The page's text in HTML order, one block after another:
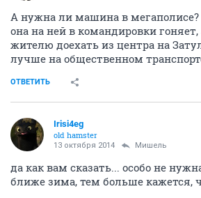
А нужна ли машина в
она на ней в командировки
жителю доехать из центра на
лучше на общественном
ОТВЕТИТЬ
Irisi4eg
old hamster
13 октября 2014 Мишель
да как вам сказать... особо не
ближе зима, тем больше кажется,